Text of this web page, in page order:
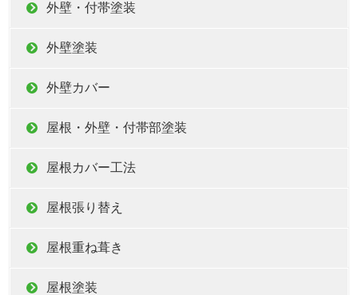
外壁・付帯塗装
外壁塗装
外壁カバー
屋根・外壁・付帯部塗装
屋根カバー工法
屋根張り替え
屋根重ね葺き
屋根塗装